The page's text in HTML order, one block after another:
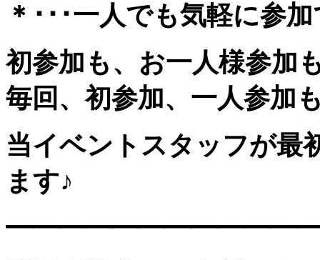
＊･･･一人でも気軽に参
初参加も、お一人様参加
毎回、初参加、一人参加
当イベントスタッフが最
ます♪